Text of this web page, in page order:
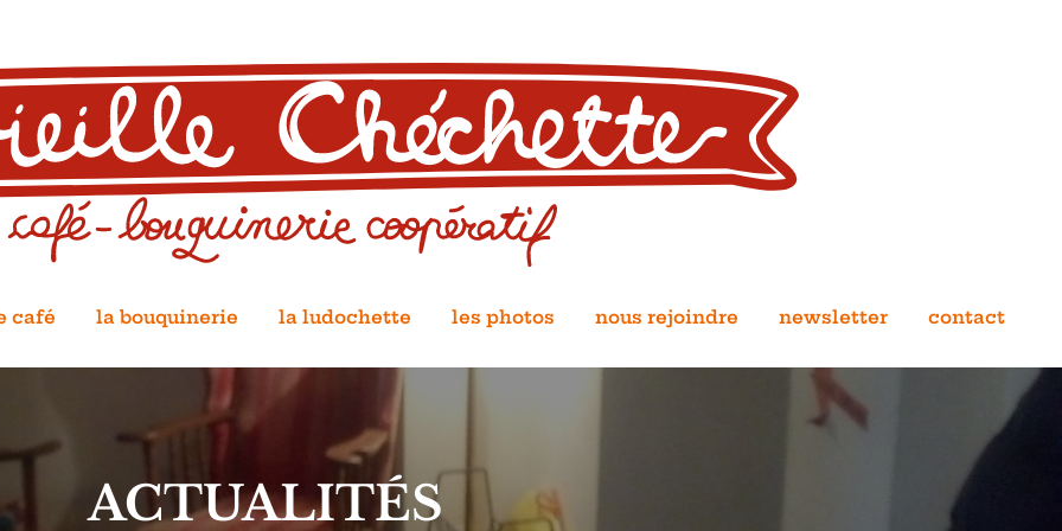
café la bouquinerie la ludochette les photos nous rejoindre newsletter contact
ACTUALITÉS